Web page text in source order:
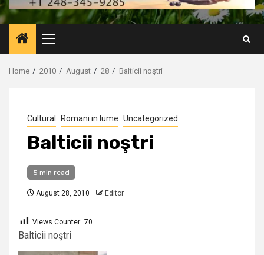
Primary
Menu
Home 2010 August 28 Balticii noştri
Cultural Romani in lume Uncategorized
Balticii noştri
5 min read
August 28, 2010 Editor
Views Counter: 70
Balticii noştri